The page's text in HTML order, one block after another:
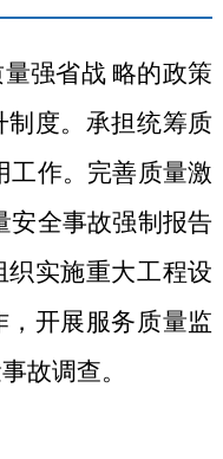
强省战 略的政策
制度。承担统筹质
工作。完善质量激
安全事故强制报告
实施重大工程设
开展服务质量监
故调查。